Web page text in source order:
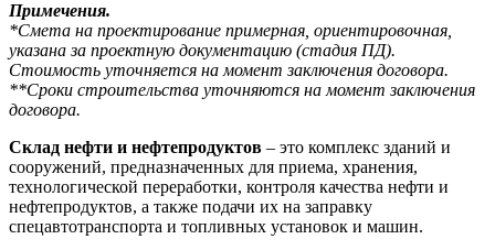
Примечения.
*Смета на проектирование примерная, ориентировочная,
указана за проектную документацию (стадия ПД).
Стоимость уточняется на момент заключения договора.
**Сроки строительства уточняются на момент заключения
договора.
Склад нефти и нефтепродуктов – это комплекс зданий и
сооружений, предназначенных для приема, хранения,
технологической переработки, контроля качества нефти и
нефтепродуктов, а также подачи их на заправку
спецавтотранспорта и топливных установок и машин.